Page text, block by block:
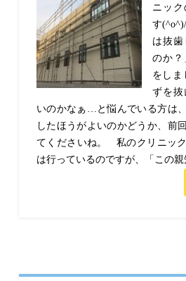
ニッ
す
は抜
のか？
をしま
ずを抜
いのかなぁ…と悩んでいる方は
したほうがよいのかどうか、前
てくださいね。 私のクリニッ
は行っているのですが、「この親